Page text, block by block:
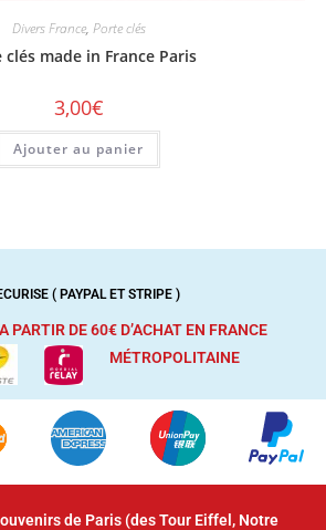
Divers France, Porte clés
clés made in France Paris
3,00€
Ajouter au panier
( PAYPAL ET STRIPE )
PARTIR DE 60€ D’ACHAT EN FRANCE
MÉTROPOLITAINE
de Paris (des Tour Eiffel, Notre